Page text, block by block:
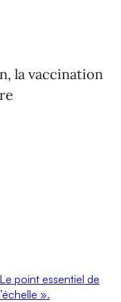
la vaccination
point essentiel de
».